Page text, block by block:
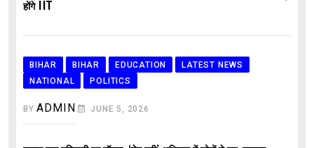
होंगे IIT
BIHAR BIHAR EDUCATION
LATEST NEWS
NATIONAL
POLITICS
BYADMIN JUNE 5, 2026